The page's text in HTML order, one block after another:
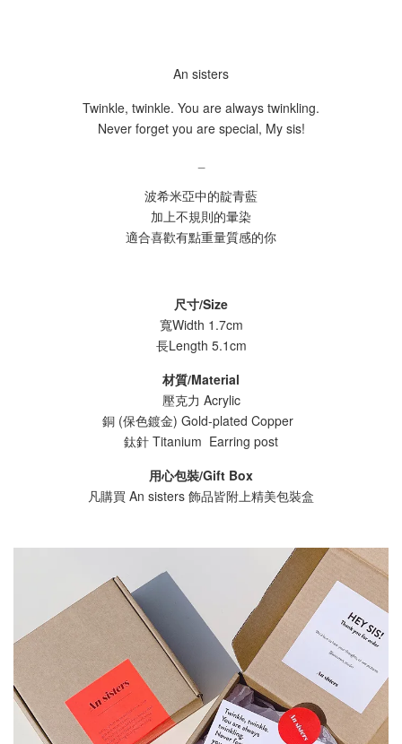
An sisters
Twinkle, twinkle. You are always twinkling.
Never forget you are special, My sis!
波希米亞中的靛青藍
加上不規則的暈染
適合喜歡有點重量質感的你
尺寸/Size
寬Width 1.7cm
長Length 5.1cm
材質/Material
壓克力 Acrylic
銅 (保色鍍金) Gold-plated Copper
鈦針 Titanium Earring post
用心包裝/Gift Box
凡購買 An sisters 飾品皆附上精美包裝盒